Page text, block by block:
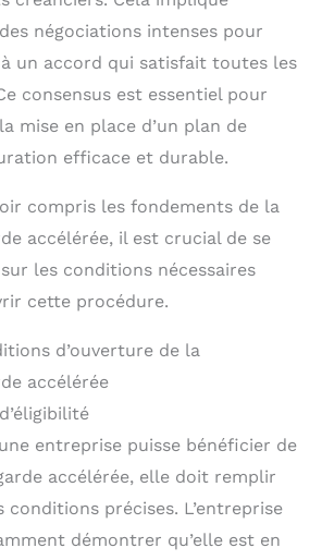
négociations intenses pour
un accord qui satisfait toutes les
consensus est essentiel pour
mise en place d’un plan de
efficace et durable.
compris les fondements de la
accélérée, il est crucial de se
les conditions nécessaires
cette procédure.
d’ouverture de la
accélérée
entreprise puisse bénéficier de
accélérée, elle doit remplir
conditions précises. L’entreprise
démontrer qu’elle est en